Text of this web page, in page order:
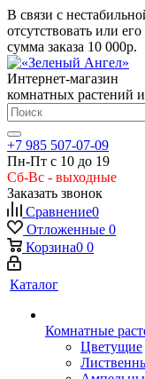
В связи с
отсутствовать или
сумма заказа 10 000р.
Интернет-магазин
комнатных растений
+7 985 507-07-09
Пн-Пт с 10 до 19
Сб-Вс - выходные
Заказать звонок
Сравнение0
Отложенные 0
Корзина0 0
Каталог
Комнатные
Цветущие